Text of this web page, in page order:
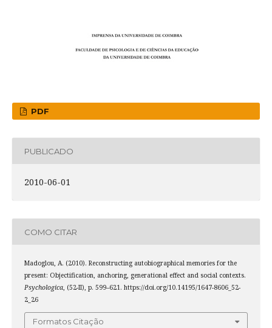
PDF
PUBLICADO
2010-06-01
COMO CITAR
Madoglou, A. (2010). Reconstructing autobiographical memories for the
present: Objectification, anchoring, generational effect and social contexts.
Psychologica, (52-II), p. 599–621. https://doi.org/10.14195/1647-8606_52-
2_26
Formatos Citação